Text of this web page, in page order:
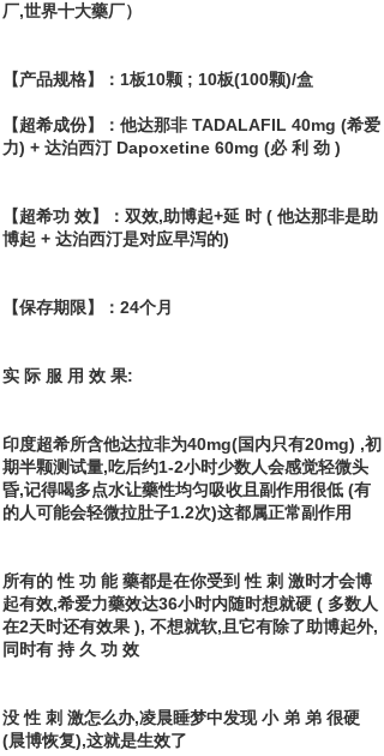
厂,世界十大藥厂）
【产品规格】：1板10颗 ; 10板(100颗)/盒
【超希成份】：他达那非 TADALAFIL 40mg (希爱
力) + 达泊西汀 Dapoxetine 60mg (必 利 劲 )
【超希功 效】：双效,助博起+延 时 ( 他达那非是助
博起 + 达泊西汀是对应早泻的)
【保存期限】：24个月
实 际 服 用 效 果:
印度超希所含他达拉非为40mg(国内只有20mg) ,初
期半颗测试量,吃后约1-2小时少数人会感觉轻微头
昏,记得喝多点水让藥性均匀吸收且副作用很低 (有
的人可能会轻微拉肚子1.2次)这都属正常副作用
所有的 性 功 能 藥都是在你受到 性 刺 激时才会博
起有效,希爱力藥效达36小时内随时想就硬 ( 多数人
在2天时还有效果 ), 不想就软,且它有除了助博起外,
同时有 持 久 功 效
没 性 刺 激怎么办,凌晨睡梦中发现 小 弟 弟 很硬
(晨博恢复),这就是生效了